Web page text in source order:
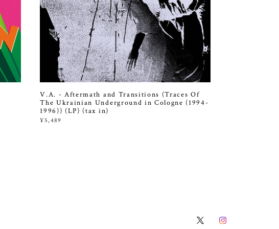
V.A. - Aftermath and Transitions (Traces Of
The Ukrainian Underground in Cologne (1994-
1996)) (LP) (tax in)
¥5,489